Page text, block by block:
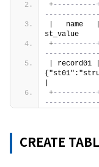
+----------
|   name
st_value
+----------
|
+----------
CREATE